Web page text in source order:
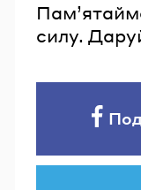
силу.